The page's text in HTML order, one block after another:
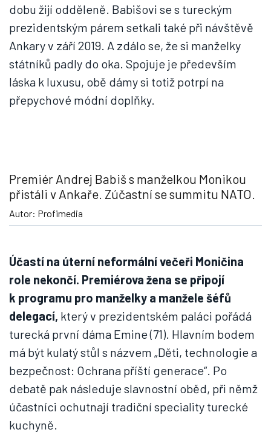
dobu žijí odděleně. Babišovi se s tureckým
prezidentským párem setkali také při návštěvě
Ankary v září 2019. A zdálo se, že si manželky
státníků padly do oka. Spojuje je především
láska k luxusu, obě dámy si totiž potrpí na
přepychové módní doplňky.
Premiér Andrej Babiš s manželkou Monikou
přistáli v Ankaře. Zúčastní se summitu NATO.
Autor: Profimedia
Účastí na úterní neformální večeři Moničina
role nekončí. Premiérova žena se připojí
k programu pro manželky a manžele šéfů
delegací, který v prezidentském paláci pořádá
turecká první dáma Emine (71). Hlavním bodem
má být kulatý stůl s názvem „Děti, technologie a
bezpečnost: Ochrana příští generace“. Po
debatě pak následuje slavnostní oběd, při němž
účastníci ochutnají tradiční speciality turecké
kuchyně.